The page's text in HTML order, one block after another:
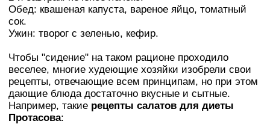
Обед: квашеная капуста, вареное яйцо, томатный
сок.
Ужин: творог с зеленью, кефир.
Чтобы "сидение" на таком рационе проходило
веселее, многие худеющие хозяйки изобрели свои
рецепты, отвечающие всем принципам, но при этом
дающие блюда достаточно вкусные и сытные.
Например, такие рецепты салатов для диеты
Протасова: